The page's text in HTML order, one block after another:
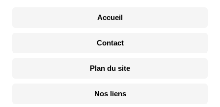
Accueil
Contact
Plan du site
Nos liens